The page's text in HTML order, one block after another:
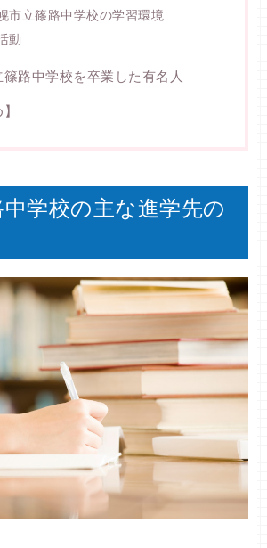
市立篠路中学校の学習環境
動
篠路中学校を卒業した有名人
学校の主な進学先の